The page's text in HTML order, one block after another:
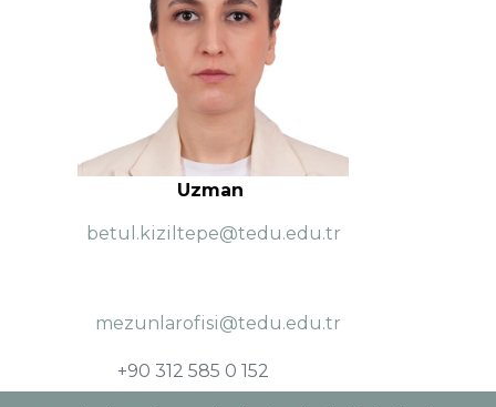
Uzman
betul.kiziltepe@tedu.edu.tr
mezunlarofisi@tedu.edu.tr
+90 312 585 0 152